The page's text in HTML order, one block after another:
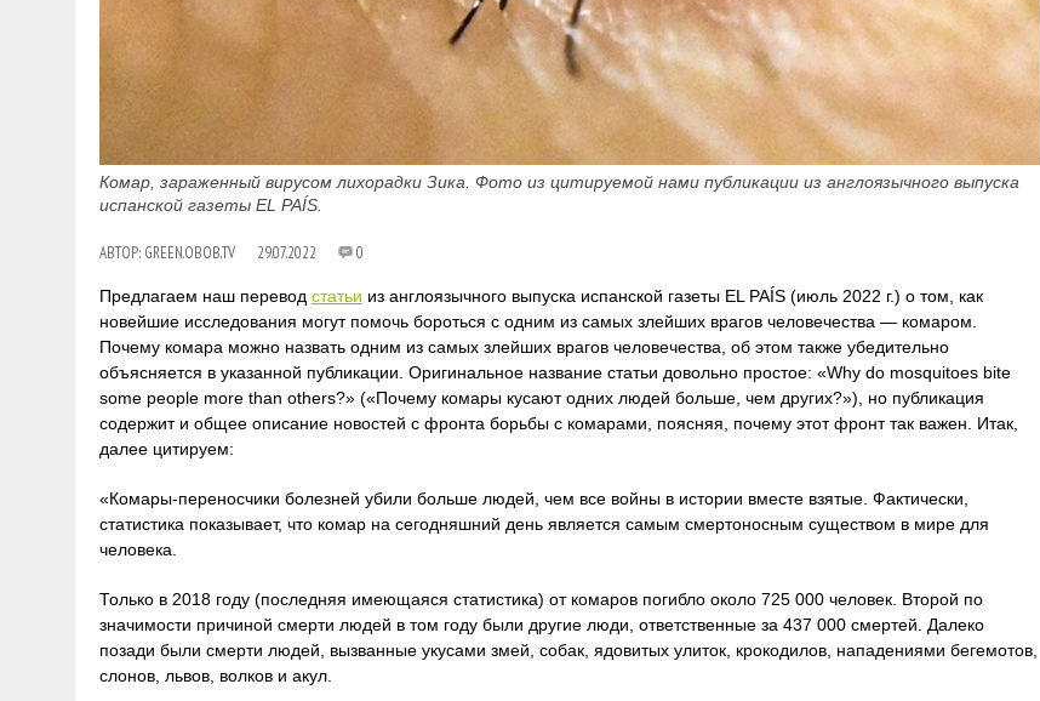
Комар, зараженный вирусом лихорадки Зика. Фото из цитируемой нами публикации из англоязычного выпуска
испанской газеты EL PAÍS.
АВТОР: GREEN.OBOB.TV 29.07.2022 0
Предлагаем наш перевод статьи из англоязычного выпуска испанской газеты EL PAÍS (июль 2022 г.) о том, как
новейшие исследования могут помочь бороться с одним из самых злейших врагов человечества — комаром.
Почему комара можно назвать одним из самых злейших врагов человечества, об этом также убедительно
объясняется в указанной публикации. Оригинальное название статьи довольно простое: «Why do mosquitoes bite
some people more than others?» («Почему комары кусают одних людей больше, чем других?»), но публикация
содержит и общее описание новостей с фронта борьбы с комарами, поясняя, почему этот фронт так важен. Итак,
далее цитируем:
«Комары-переносчики болезней убили больше людей, чем все войны в истории вместе взятые. Фактически,
статистика показывает, что комар на сегодняшний день является самым смертоносным существом в мире для
человека.
Только в 2018 году (последняя имеющаяся статистика) от комаров погибло около 725 000 человек. Второй по
значимости причиной смерти людей в том году были другие люди, ответственные за 437 000 смертей. Далеко
позади были смерти людей, вызванные укусами змей, собак, ядовитых улиток, крокодилов, нападениями бегемотов,
слонов, львов, волков и акул.